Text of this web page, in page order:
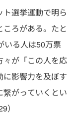
選挙運動で明ら
ろがある。たと
いる人は50万票
々が「この人を応
影響力を及ぼす
繋がっていくとい
）